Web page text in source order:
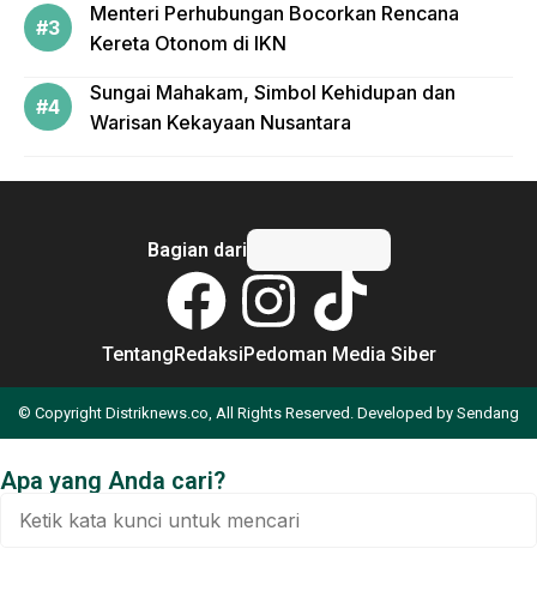
Menteri Perhubungan Bocorkan Rencana
Kereta Otonom di IKN
Sungai Mahakam, Simbol Kehidupan dan
Warisan Kekayaan Nusantara
Bagian dari
TentangRedaksiPedoman Media Siber
© Copyright Distriknews.co, All Rights Reserved. Developed by Sendang
Apa yang Anda cari?